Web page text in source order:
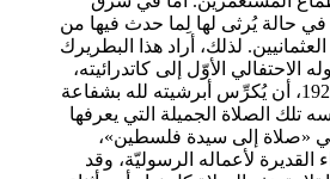
في حالة يُرثى لها لِما حدث فيها من
لذلك، أراد هذا البطريرك
الاحتفالي الأوّل إلى كاتدرائيته،
كنيسة القيامة، سنة 1920، أن يُكرِّس أبرشيته لله بشفاعة
تلك الصلاة الجميلة التي يعرفها
«صلاة إلى سيدة فلسطين»،
لأعماله الرسوليّة، وقد